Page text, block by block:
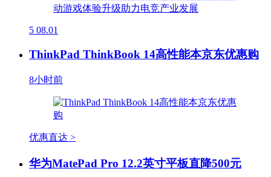
5 08.01
ThinkPad ThinkBook 14高性能本京东优惠购
8小时前
优惠直达 >
华为MatePad Pro 12.2英寸平板直降500元